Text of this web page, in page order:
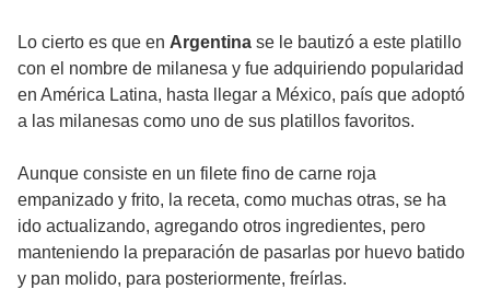
Lo cierto es que en Argentina se le bautizó a este platillo
con el nombre de milanesa y fue adquiriendo popularidad
en América Latina, hasta llegar a México, país que adoptó
a las milanesas como uno de sus platillos favoritos.
Aunque consiste en un filete fino de carne roja
empanizado y frito, la receta, como muchas otras, se ha
ido actualizando, agregando otros ingredientes, pero
manteniendo la preparación de pasarlas por huevo batido
y pan molido, para posteriormente, freírlas.